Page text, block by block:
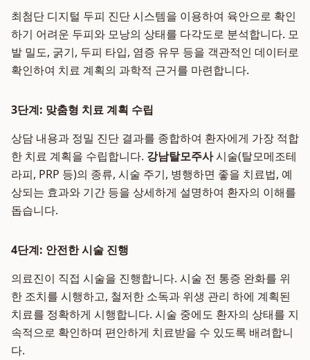
최첨단 디지털 두피 진단 시스템을 이용하여 육안으로 확인
하기 어려운 두피와 모낭의 상태를 다각도로 분석합니다. 모
발 밀도, 굵기, 두피 타입, 염증 유무 등을 객관적인 데이터로
확인하여 치료 계획의 과학적 근거를 마련합니다.
3단계: 맞춤형 치료 계획 수립
상담 내용과 정밀 진단 결과를 종합하여 환자에게 가장 적합
한 치료 계획을 수립합니다. 강남탈모주사시술(탈모메조테
라피, PRP 등)의 종류, 시술 주기, 병행하면 좋을 치료법, 예
상되는 효과와 기간 등을 상세하게 설명하여 환자의 이해를
돕습니다.
4단계: 안전한 시술 진행
의료진이 직접 시술을 진행합니다. 시술 전 통증 완화를 위
한 조치를 시행하고, 철저한 소독과 위생 관리 하에 계획된
치료를 정확하게 시행합니다. 시술 중에도 환자의 상태를 지
속적으로 확인하며 편안하게 치료받을 수 있도록 배려합니
다.